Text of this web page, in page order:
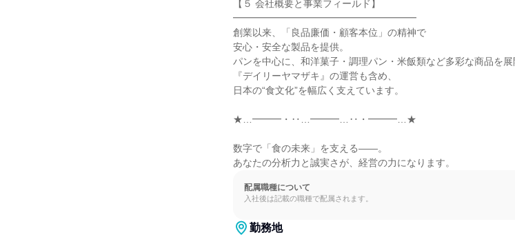
【５ 会社概要と事業フィールド】
━━━━━━━━━━━━━━━━━━━
創業以来、「良品廉価・顧客本位」の精神で
安心・安全な製品を提供。
パンを中心に、和洋菓子・調理パン・米飯類など多彩な商品を展
『デイリーヤマザキ』の運営も含め、
日本の“食文化”を幅広く支えています。
★…━━━・‥…━━━…‥・━━━…★
数字で「食の未来」を支える――。
あなたの分析力と誠実さが、経営の力になります。
配属職種について
入社後は記載の職種で配属されます。
勤務地